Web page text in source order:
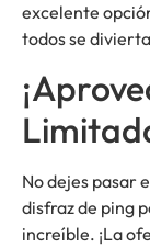
excelente
todos se
No dejes pasar
disfraz de ping
increíble. ¡La